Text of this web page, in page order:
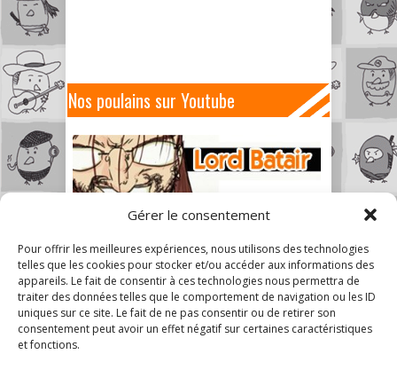
Gérer le consentement
Pour offrir les meilleures expériences, nous utilisons des technologies
telles que les cookies pour stocker et/ou accéder aux informations des
appareils. Le fait de consentir à ces technologies nous permettra de
traiter des données telles que le comportement de navigation ou les ID
uniques sur ce site. Le fait de ne pas consentir ou de retirer son
consentement peut avoir un effet négatif sur certaines caractéristiques
et fonctions.
Nos poulains sur Youtube